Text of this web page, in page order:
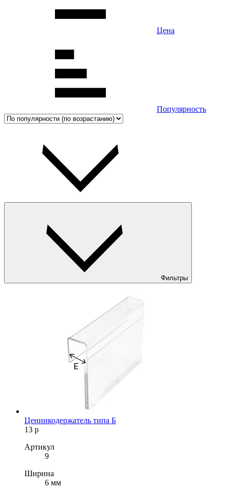
Цена
Популярность
Фильтры
Ценникодержатель типа Б
13 р
Артикул
9
Ширина
6 мм